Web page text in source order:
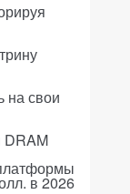
на свои
DRAM
в 2026